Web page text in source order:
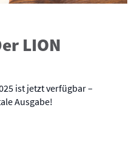
LION
ist jetzt verfügbar –
Ausgabe!